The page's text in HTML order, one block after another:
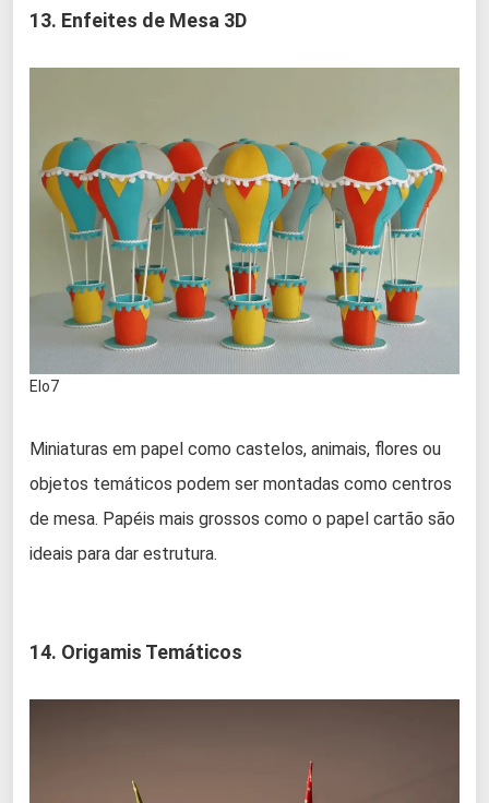
13. Enfeites de Mesa 3D
Elo7
Miniaturas em papel como castelos, animais, flores ou
objetos temáticos podem ser montadas como centros
de mesa. Papéis mais grossos como o papel cartão são
ideais para dar estrutura.
14. Origamis Temáticos